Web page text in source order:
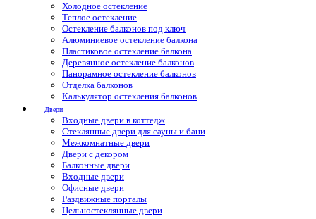
Холодное остекление
Теплое остекление
Остекление балконов под ключ
Алюминиевое остекление балкона
Пластиковое остекление балкона
Деревянное остекление балконов
Панорамное остекление балконов
Отделка балконов
Калькулятор остекления балконов
Двери
Входные двери в коттедж
Стеклянные двери для сауны и бани
Межкомнатные двери
Двери с декором
Балконные двери
Входные двери
Офисные двери
Раздвижные порталы
Цельностеклянные двери